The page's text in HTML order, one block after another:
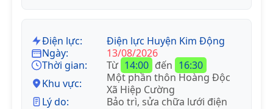
Điện lực:
Điện lực Huyện Kim Động
Ngày:
13/08/2026
Thời gian:
Từ 14:00 đến 16:30
Khu vực:
Một phần thôn Hoàng Độc
Xã Hiệp Cường
Lý do:
Bảo trì, sửa chữa lưới điện